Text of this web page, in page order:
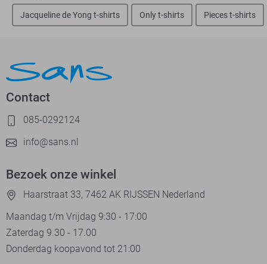
Jacqueline de Yong t-shirts Only t-shirts Pieces t-shirts
Contact
085-0292124
info@sans.nl
Bezoek onze winkel
Haarstraat 33, 7462 AK RIJSSEN Nederland
Maandag t/m Vrijdag 9:30 - 17:00
Zaterdag 9.30 - 17.00
Donderdag koopavond tot 21:00